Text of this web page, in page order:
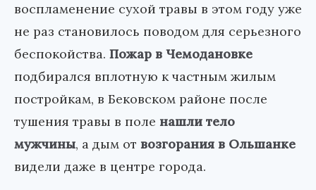
воспламенение сухой травы в этом году уже
не раз становилось поводом для серьезного
беспокойства. Пожар в Чемодановке
подбирался вплотную к частным жилым
постройкам, в Бековском районе после
тушения травы в поле нашли тело
мужчины, а дым от возгорания в Ольшанке
видели даже в центре города.